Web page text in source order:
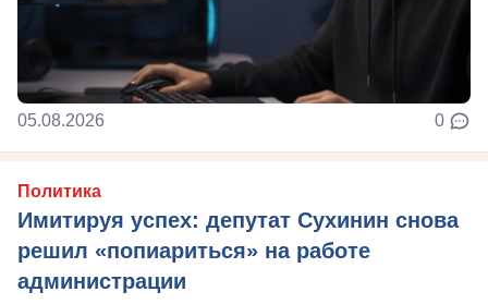
05.08.2026 0
Политика
Имитируя успех: депутат Сухинин снова
решил «попиариться» на работе
администрации